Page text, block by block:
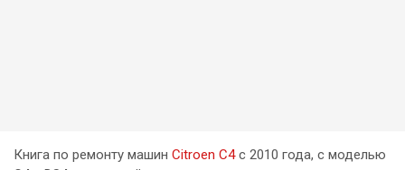
Книга по ремонту машин Citroen C4c 2010 года, c моделью